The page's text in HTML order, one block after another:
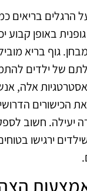
הרגלים בריאים
באופן קבוע
גוף בריא
של ילדים
אסטרטגיות אלה,
הכישורים
חשוב לספק
ירגישו